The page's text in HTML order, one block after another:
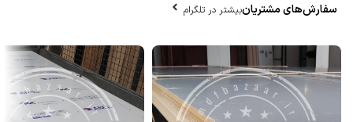
سفارش‌های مشتریانبیشتر در تلگرام